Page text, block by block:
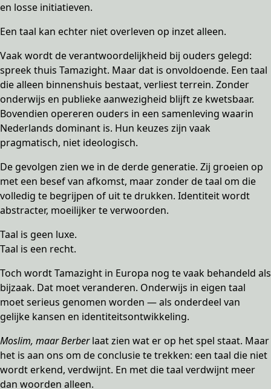
en losse initiatieven.
Een taal kan echter niet overleven op inzet alleen.
Vaak wordt de verantwoordelijkheid bij ouders gelegd:
spreek thuis Tamazight. Maar dat is onvoldoende. Een taal
die alleen binnenshuis bestaat, verliest terrein. Zonder
onderwijs en publieke aanwezigheid blijft ze kwetsbaar.
Bovendien opereren ouders in een samenleving waarin
Nederlands dominant is. Hun keuzes zijn vaak
pragmatisch, niet ideologisch.
De gevolgen zien we in de derde generatie. Zij groeien op
met een besef van afkomst, maar zonder de taal om die
volledig te begrijpen of uit te drukken. Identiteit wordt
abstracter, moeilijker te verwoorden.
Taal is geen luxe.
Taal is een recht.
Toch wordt Tamazight in Europa nog te vaak behandeld als
bijzaak. Dat moet veranderen. Onderwijs in eigen taal
moet serieus genomen worden — als onderdeel van
gelijke kansen en identiteitsontwikkeling.
Moslim, maar Berberlaat zien wat er op het spel staat. Maar
het is aan ons om de conclusie te trekken: een taal die niet
wordt erkend, verdwijnt. En met die taal verdwijnt meer
dan woorden alleen.